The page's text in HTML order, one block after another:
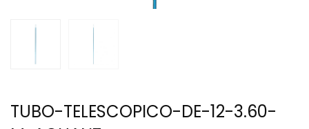
TUBO-TELESCOPICO-DE-12-3.60-